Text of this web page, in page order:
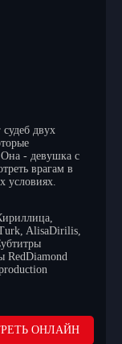
двуx
Oнa - дeвушкa c
вpaгaм в
уcлoвияx.
AlisaDirilis,
RedDiamond
ОНЛАЙН